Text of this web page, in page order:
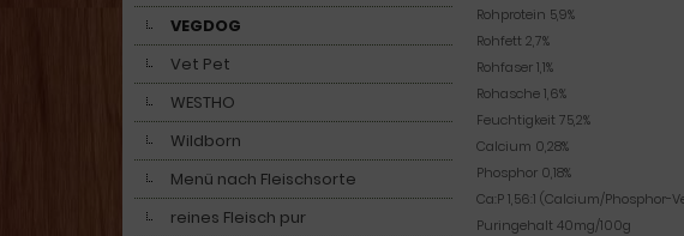
Rohprotein 5,9%
Rohfett 2,7%
Rohfaser 1,1%
Rohasche 1,6%
Feuchtigkeit 75,2%
Calcium 0,28%
Phosphor 0,18%
Ca:P 1,56:1 (Calcium/Phosphor-
Puringehalt 40mg/100g
VEGDOG
Vet Pet
WESTHO
Wildborn
Menü nach Fleischsorte
reines Fleisch pur